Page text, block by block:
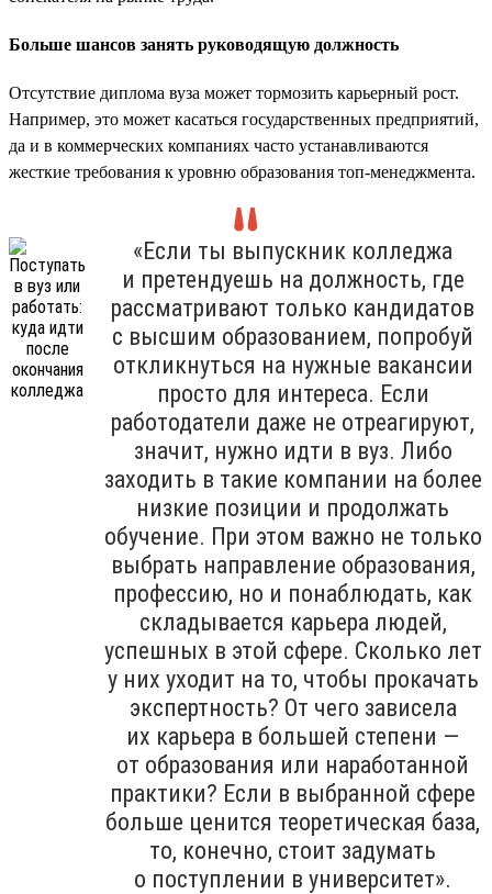
Больше шансов занять руководящую должность
Отсутствие диплома вуза может тормозить карьерный рост.
Например, это может касаться государственных предприятий,
да и в коммерческих компаниях часто устанавливаются
жесткие требования к уровню образования топ-менеджмента.
«Если ты выпускник колледжа
и претендуешь на должность, где
рассматривают только кандидатов
с высшим образованием, попробуй
откликнуться на нужные вакансии
просто для интереса. Если
работодатели даже не отреагируют,
значит, нужно идти в вуз. Либо
заходить в такие компании на более
низкие позиции и продолжать
обучение. При этом важно не только
выбрать направление образования,
профессию, но и понаблюдать, как
складывается карьера людей,
успешных в этой сфере. Сколько лет
у них уходит на то, чтобы прокачать
экспертность? От чего зависела
их карьера в большей степени —
от образования или наработанной
практики? Если в выбранной сфере
больше ценится теоретическая база,
то, конечно, стоит задумать
о поступлении в университет».